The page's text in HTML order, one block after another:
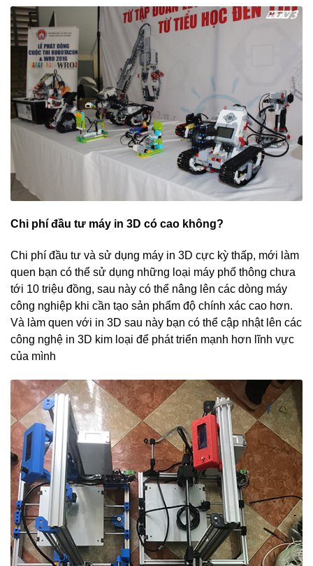
Chi phí đầu tư máy in 3D có cao không?
Chi phí đầu tư và sử dụng máy in 3D cực kỳ thấp, mới làm
quen bạn có thể sử dụng những loại máy phổ thông chưa
tới 10 triệu đồng, sau này có thể nâng lên các dòng máy
công nghiệp khi cần tạo sản phẩm độ chính xác cao hơn.
Và làm quen với in 3D sau này bạn có thể cập nhật lên các
công nghệ in 3D kim loại để phát triển mạnh hơn lĩnh vực
của mình